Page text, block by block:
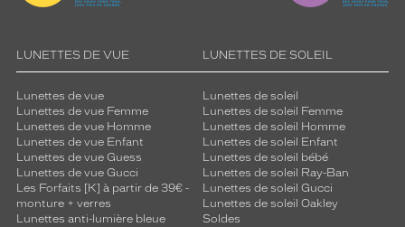
LUNETTES DE VUE
Lunettes de vue
Lunettes de vue Femme
Lunettes de vue Homme
Lunettes de vue Enfant
Lunettes de vue Guess
Lunettes de vue Gucci
Les Forfaits [K] à partir de 39€ -
monture + verres
Lunettes anti-lumière bleue
LUNETTES DE SOLEIL
Lunettes de soleil
Lunettes de soleil Femme
Lunettes de soleil Homme
Lunettes de soleil Enfant
Lunettes de soleil bébé
Lunettes de soleil Ray-Ban
Lunettes de soleil Gucci
Lunettes de soleil Oakley
Soldes